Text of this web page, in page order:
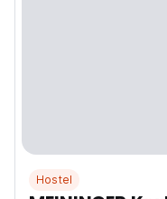
Hostel